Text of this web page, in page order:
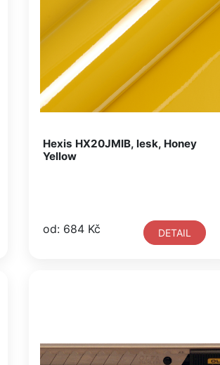
Hexis HX20JMIB, lesk, Honey
Yellow
od: 684 Kč DETAIL